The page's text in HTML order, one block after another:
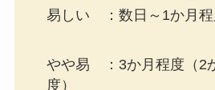
易しい ：数日～1か月程
やや易 ：3か月程度（2
度）